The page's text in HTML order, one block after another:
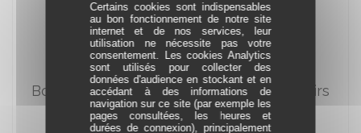
Boucles d'Oreilles Argent 925 Zircons Noirs
Carrés 5x5 mm - 010100N
Réf. 010100N
Certains cookies sont indispensables
au bon fonctionnement de notre site
internet et de nos services, leur
utilisation ne nécessite pas votre
consentement. Les cookies Analytics
sont utilisés pour collecter des
données d'audience en stockant et en
accédant à des informations de
navigation sur ce site (par exemple les
pages consultées, les heures et
durées de connexion), principalement